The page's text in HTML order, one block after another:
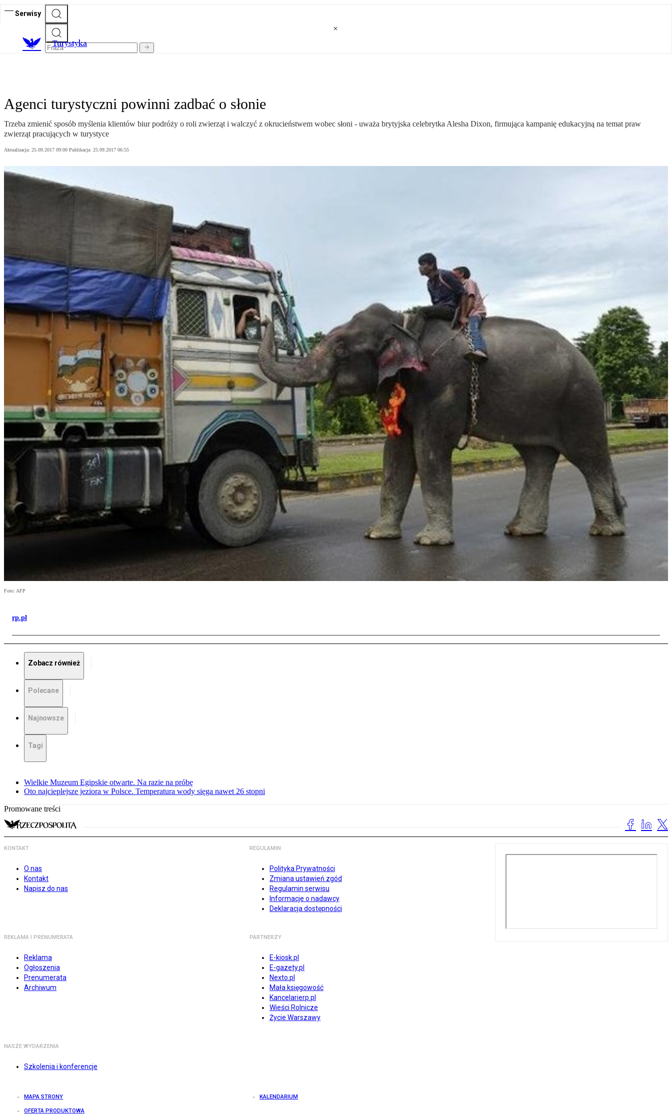
Serwisy
Turystyka
Agenci turystyczni powinni zadbać o słonie
Trzeba zmienić sposób myślenia klientów biur podróży o roli zwierząt i walczyć z okrucieństwem wobec słoni - uważa brytyjska celebrytka Alesha Dixon, firmująca kampanię edukacyjną na temat praw
zwierząt pracujących w turystyce
Aktualizacja: 25.09.2017 09:00 Publikacja: 25.09.2017 06:55
Foto: AFP
rp.pl
Zobacz również
Polecane
Najnowsze
Tagi
Wielkie Muzeum Egipskie otwarte. Na razie na próbę
Oto najcieplejsze jeziora w Polsce. Temperatura wody sięga nawet 26 stopni
Promowane treści
KONTAKT
O nas
Kontakt
Napisz do nas
REGULAMIN
Polityka Prywatności
Zmiana ustawień zgód
Regulamin serwisu
Informacje o nadawcy
Deklaracja dostępności
REKLAMA I PRENUMERATA
Reklama
Ogłoszenia
Prenumerata
Archiwum
PARTNERZY
E-kiosk.pl
E-gazety.pl
Nexto.pl
Mała księgowość
Kancelarierp.pl
Wieści Rolnicze
Życie Warszawy
NASZE WYDARZENIA
Szkolenia i konferencje
MAPA STRONY KALENDARIUM
OFERTA PRODUKTOWA